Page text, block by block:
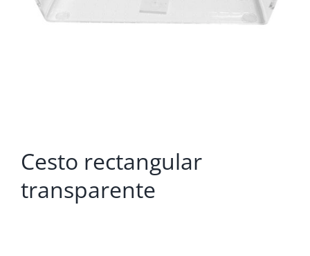
Cesto rectangular
transparente